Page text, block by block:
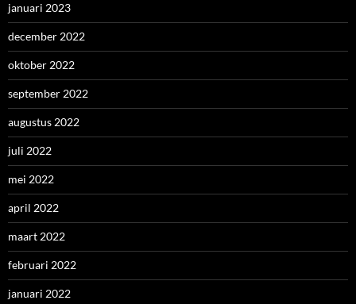
januari 2023
december 2022
oktober 2022
september 2022
augustus 2022
juli 2022
mei 2022
april 2022
maart 2022
februari 2022
januari 2022